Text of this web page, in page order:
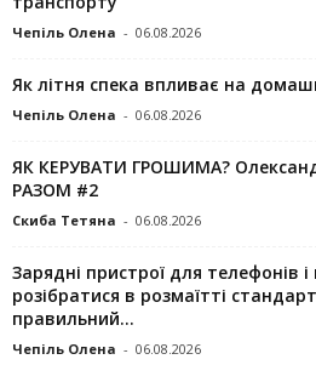
Чепіль Олена - 06.08.2026
Як літня спека впливає на
Чепіль Олена - 06.08.2026
ЯК КЕРУВАТИ ГРОШИМА?
РАЗОМ #2
Скиба Тетяна - 06.08.2026
Зарядні пристрої для телефонів
розібратися в розмаїтті
правильний...
Чепіль Олена - 06.08.2026